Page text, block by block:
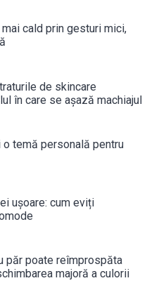
cald prin gesturi mici,
de skincare
în care se așază machiajul
temă personală pentru
ușoare: cum eviți
păr poate reîmprospăta
majoră a culorii